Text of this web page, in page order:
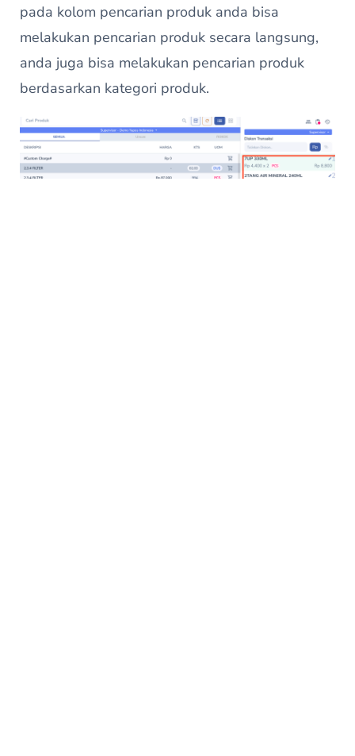
pada kolom pencarian produk anda bisa
melakukan pencarian produk secara langsung,
anda juga bisa melakukan pencarian produk
berdasarkan kategori produk.